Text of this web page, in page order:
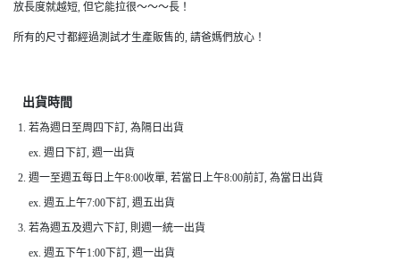
放長度就越短, 但它能拉很～～～長！
所有的尺寸都經過測試才生產販售的, 請爸媽們放心！
出貨時間
1. 若為週日至周四下訂, 為隔日出貨
ex. 週日下訂, 週一出貨
2. 週一至週五每日上午8:00收單, 若當日上午8:00前訂, 為當日出貨
ex. 週五上午7:00下訂, 週五出貨
3. 若為週五及週六下訂, 則週一統一出貨
ex. 週五下午1:00下訂, 週一出貨